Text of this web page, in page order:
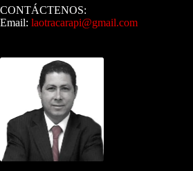
CONTÁCTENOS:
Email: laotracarapi@gmail.com